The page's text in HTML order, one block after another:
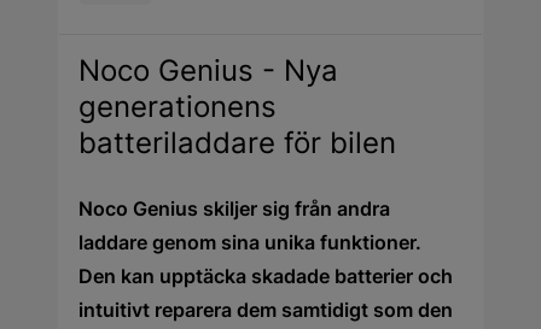
Noco Genius - Nya
generationens
batteriladdare för bilen
Noco Genius skiljer sig från andra
laddare genom sina unika funktioner.
Den kan upptäcka skadade batterier och
intuitivt reparera dem samtidigt som den